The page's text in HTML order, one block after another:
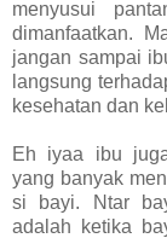
menyusui
dimanfaatkan.
jangan sampai
langsung
kesehatan dan
Eh iyaa ibu
yang banyak
si bayi. Ntar
adalah ketika